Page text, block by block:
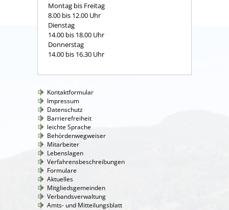
Montag bis Freitag
8.00 bis 12.00 Uhr
Dienstag
14.00 bis 18.00 Uhr
Donnerstag
14.00 bis 16.30 Uhr
Kontaktformular
Impressum
Datenschutz
Barrierefreiheit
leichte Sprache
Behördenwegweiser
Mitarbeiter
Lebenslagen
Verfahrensbeschreibungen
Formulare
Aktuelles
Mitgliedsgemeinden
Verbandsverwaltung
Amts- und Mitteilungsblatt